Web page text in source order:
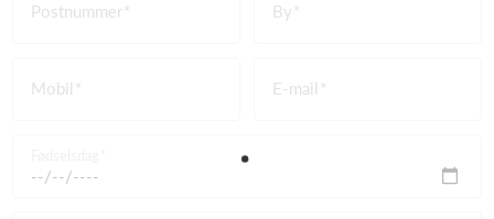
Postnummer By
Mobil E-mail